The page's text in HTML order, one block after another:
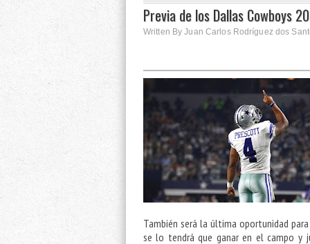
Previa de los Dallas Cowboys
Written By Juan Carlos Rodríguez dos
También será la última oportunidad
se lo tendrá que ganar en el campo y